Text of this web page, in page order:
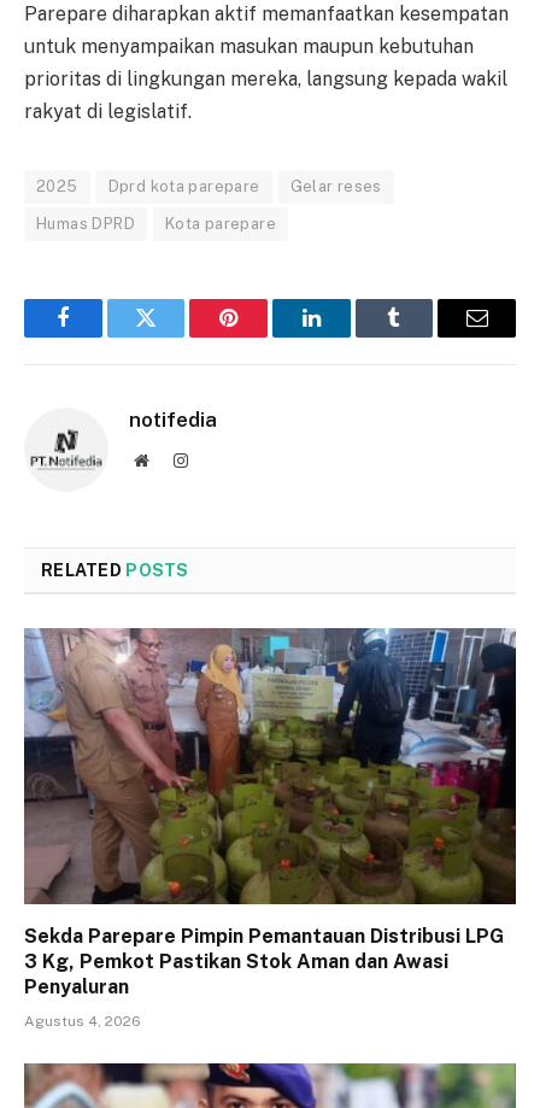
Parepare diharapkan aktif memanfaatkan kesempatan
untuk menyampaikan masukan maupun kebutuhan
prioritas di lingkungan mereka, langsung kepada wakil
rakyat di legislatif.
2025 Dprd kota parepare Gelar reses
Humas DPRD Kota parepare
FacebookTwitter Pinterest LinkedInTumblr Email
notifedia
WebsiteInstagram
RELATED POSTS
Sekda Parepare Pimpin Pemantauan Distribusi LPG
3 Kg, Pemkot Pastikan Stok Aman dan Awasi
Penyaluran
Agustus 4, 2026